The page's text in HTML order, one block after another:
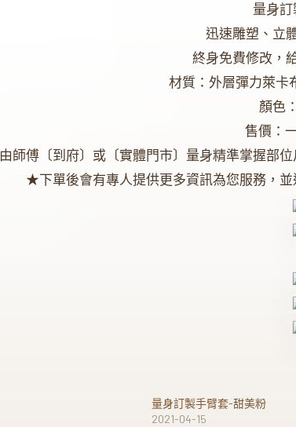
量身
迅速雕塑、立
終身免費修改，
材質：外層彈力萊卡
顏色
售價：
由師傅〔到府〕或〔實體門市〕量身精準掌握部
★下單後會有專人提供更多資訊為您服務，
量身訂製手臂套-甜美粉
2021-04-15